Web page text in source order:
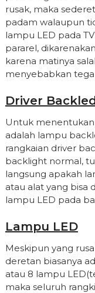
rusak, maka
padam walaupun
lampu LED pada
pararel,
karena matinya
menyebabkan
Driver
Untuk
adalah lampu
rangkaian driver
backlight normal,
langsung apakah
atau alat yang bisa
lampu LED pada
Lampu LED
Meskipun yang
deretan biasanya
atau 8 lampu
maka seluruh